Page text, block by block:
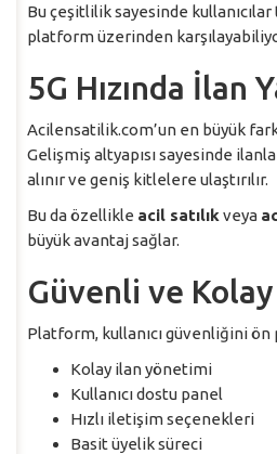
Bu çeşitlilik sayesinde
platform üzerinden
5G Hızında İlan
Acilensatilik.com’un en büyük
Gelişmiş altyapısı sayesinde
alınır ve geniş kitlelere ulaştırılır.
Bu da özellikle acil satılık veya
büyük avantaj sağlar.
Güvenli ve
Platform, kullanıcı güvenliğini ön
Kolay ilan yönetimi
Kullanıcı dostu panel
Hızlı iletişim seçenekleri
Basit üyelik süreci